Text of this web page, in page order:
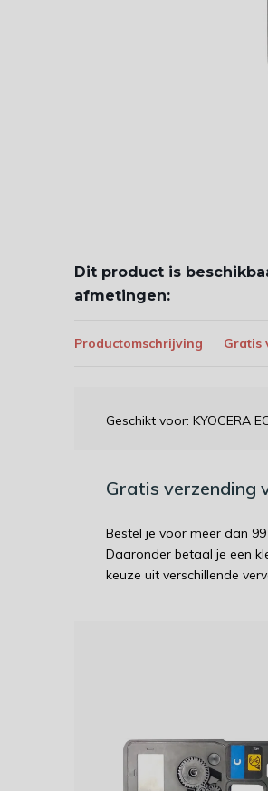
Dit product is
afmetingen:
Productomschrijving Gratis
Geschikt voor: KYOCERA
Gratis verzending
Bestel je voor meer dan
Daaronder betaal je een
keuze uit verschillende